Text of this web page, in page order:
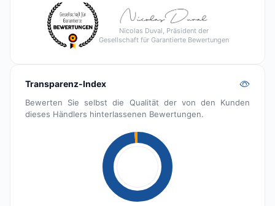
Nicolas Duval, Präsident der
Gesellschaft für Garantierte Bewertungen
Transparenz-Index
Bewerten Sie selbst die Qualität der von den Kunden
dieses Händlers hinterlassenen Bewertungen.